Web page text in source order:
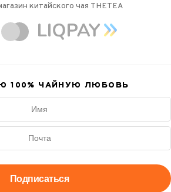
китайского чая THETEA
100% ЧАЙНУЮ ЛЮБОВЬ
Подписаться